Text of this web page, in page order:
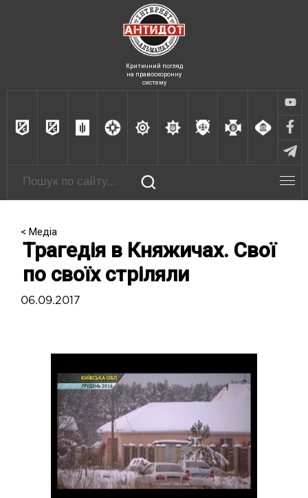
Критичний погляд
на правоохоронну
систему
< Медіа
Трагедія в Княжичах. Свої
по своїх стріляли
06.09.2017